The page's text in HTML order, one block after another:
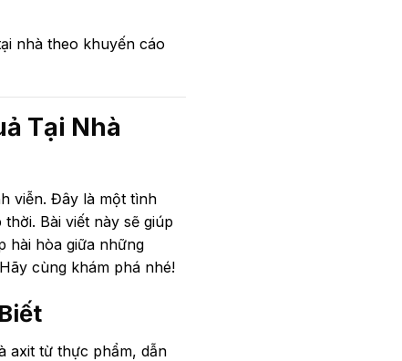
nhà theo khuyến cáo
Tại Nhà
viễn. Đây là một tình
Bài viết này sẽ giúp
hài hòa giữa những
cùng khám phá nhé!
axit từ thực phẩm, dẫn